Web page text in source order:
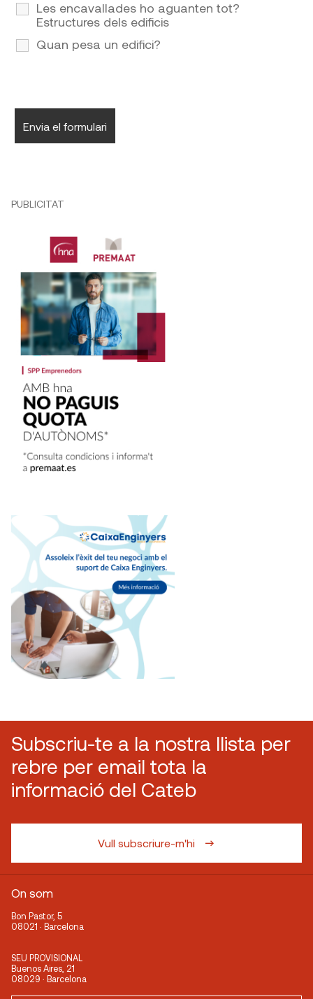
Les encavallades ho aguanten tot?
Estructures dels edificis
Quan pesa un edifici?
PUBLICITAT
Subscriu-te a la nostra llista per
rebre per email tota la
informació del Cateb
Vull subscriure-m'hi
On som
Bon Pastor, 5
08021 · Barcelona
SEU PROVISIONAL
Buenos Aires, 21
08029 · Barcelona